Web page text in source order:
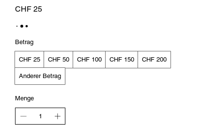
CHF 25
Betrag
CHF 25 CHF 50 CHF 100 CHF 150 CHF 200
Anderer Betrag
Menge